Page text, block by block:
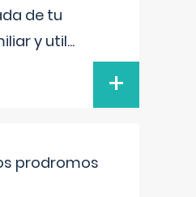
de tu
y util...
+
prodromos